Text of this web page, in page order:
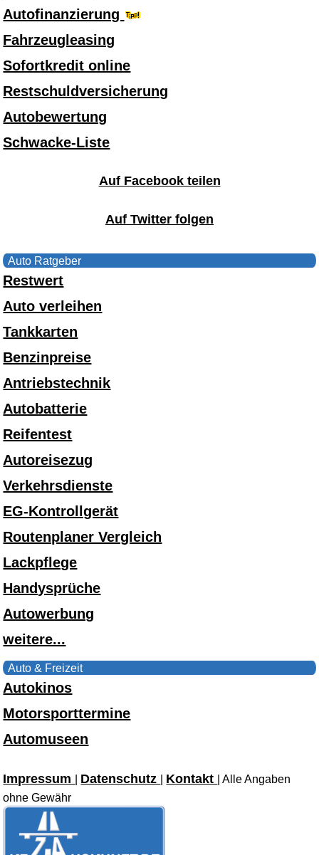
Autofinanzierung
Fahrzeugleasing
Sofortkredit online
Restschuldversicherung
Autobewertung
Schwacke-Liste
Auf Facebook teilen
Auf Twitter folgen
Auto Ratgeber
Restwert
Auto verleihen
Tankkarten
Benzinpreise
Antriebstechnik
Autobatterie
Reifentest
Autoreisezug
Verkehrsdienste
EG-Kontrollgerät
Routenplaner Vergleich
Lackpflege
Handysprüche
Autowerbung
weitere...
Auto & Freizeit
Autokinos
Motorsporttermine
Automuseen
Impressum Datenschutz Kontakt
| Alle Angaben
ohne Gewähr